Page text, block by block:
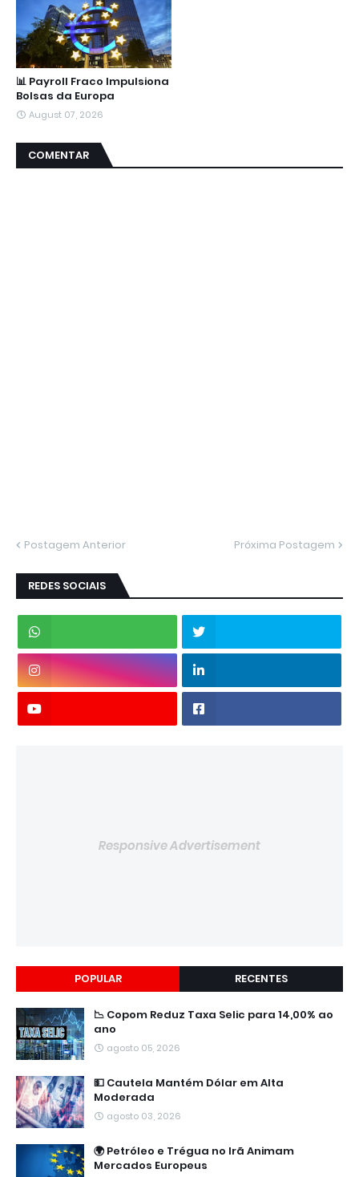
📊 Payroll Fraco Impulsiona
Bolsas da Europa
August 07, 2026
COMENTAR
Postagem Anterior Próxima Postagem
REDES SOCIAIS
Responsive Advertisement
POPULAR RECENTES
📉 Copom Reduz Taxa Selic para 14,00% ao
ano
agosto 05, 2026
💵 Cautela Mantém Dólar em Alta
Moderada
agosto 03, 2026
🌍 Petróleo e Trégua no Irã Animam
Mercados Europeus